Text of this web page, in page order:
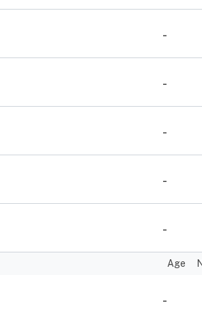
-
-
-
-
-
Age
-